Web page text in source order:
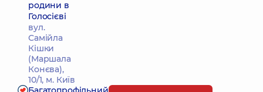
родини в
Голосієві
вул.
Самійла
Кішки
(Маршала
Конєва),
10/1, м. Київ